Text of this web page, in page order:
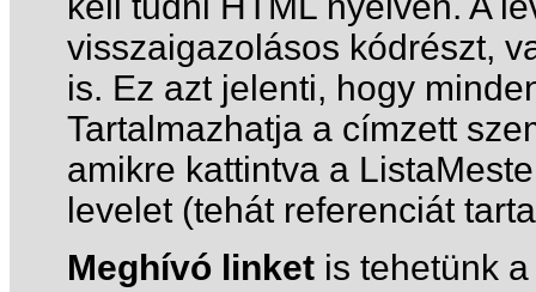
visszaigazolásos kódrészt,
is. Ez azt jelenti, hogy
Tartalmazhatja a címzett
amikre kattintva a
levelet (tehát referenciát
Meghívó linket is tehetünk